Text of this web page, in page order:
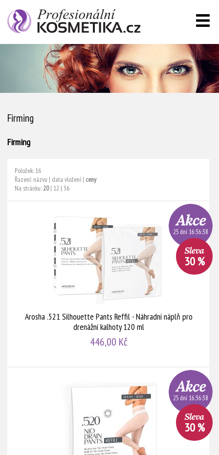
Firming
Firming
Položek: 16
Řazení: názvu | data vložení | ceny
Na stránku:20| 12 | 36
Arosha .521 Silhouette Pants Reffil - Náhradní náplň pro
drenážní kalhoty 120 ml
446,00 Kč
25 dní 16:36:38
30 %
25 dní 16:36:38
30 %